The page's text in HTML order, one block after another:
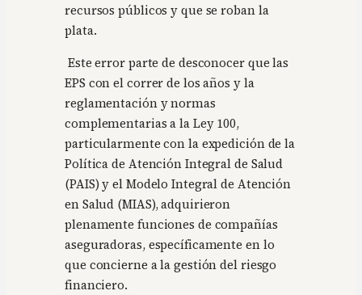
recursos públicos y que se roban la
plata.
Este error parte de desconocer que las
EPS con el correr de los años y la
reglamentación y normas
complementarias a la Ley 100,
particularmente con la expedición de la
Política de Atención Integral de Salud
(PAIS) y el Modelo Integral de Atención
en Salud (MIAS), adquirieron
plenamente funciones de compañías
aseguradoras, específicamente en lo
que concierne a la gestión del riesgo
financiero.